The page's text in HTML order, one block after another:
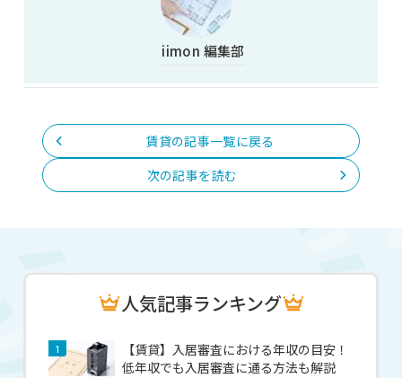
iimon 編集部
賃貸の記事一覧に戻る
次の記事を読む
人気記事ランキング
1
【賃貸】入居審査における年収の目安！
低年収でも入居審査に通る方法も解説